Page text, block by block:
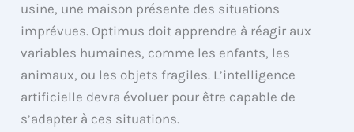
usine, une maison présente des situations
imprévues. Optimus doit apprendre à réagir aux
variables humaines, comme les enfants, les
animaux, ou les objets fragiles. L’intelligence
artificielle devra évoluer pour être capable de
s’adapter à ces situations.